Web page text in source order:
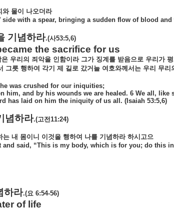
와 물이
나오더라
side with a spear, bringing a sudden flow of blood and
기념하라.(사53:5,6)
the sacrifice for us
은 우리의 죄악을 인함이라 그가 징계를 받음으로 우리가
그릇 행하여 각기 제 길로 갔거늘 여호와께서는 우리 무리
was crushed for our iniquities;
him, and by his wounds we are healed. 6 We all, like
has laid on him the iniquity of us all. (Isaiah 53:5,6)
념하라.(고전11:24)
는 내 몸이니 이것을 행하여 나를 기념하라 하시고으
said, “This is my body, which is for you; do this
하라.(요 6:54-56)
of life